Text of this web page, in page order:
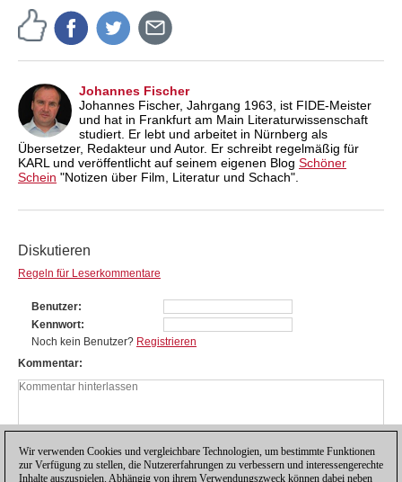
Johannes Fischer
Johannes Fischer, Jahrgang 1963, ist FIDE-Meister
und hat in Frankfurt am Main Literaturwissenschaft
studiert. Er lebt und arbeitet in Nürnberg als
Übersetzer, Redakteur und Autor. Er schreibt regelmäßig für
KARL und veröffentlicht auf seinem eigenen Blog Schöner
Schein "Notizen über Film, Literatur und Schach".
Diskutieren
Regeln für Leserkommentare
Benutzer
Kennwort
Noch kein Benutzer? Registrieren
Kommentar
Wir verwenden Cookies und vergleichbare Technologien, um bestimmte Funktionen
zur Verfügung zu stellen, die Nutzererfahrungen zu verbessern und interessengerechte
Inhalte auszuspielen. Abhängig von ihrem Verwendungszweck können dabei neben